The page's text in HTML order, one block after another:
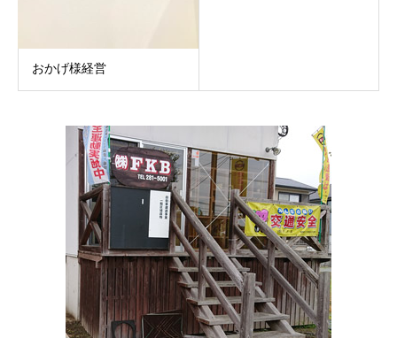
おかげ様経営